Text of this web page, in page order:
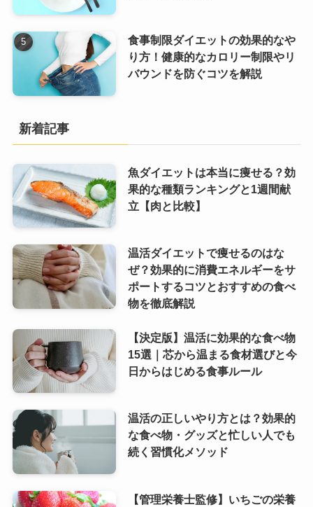
食事制限ダイエットの効果的なや
り方！健康的なカロリー制限やリ
バウンドを防ぐコツを解説
新着記事
魚ダイエットは本当に痩せる？効
果的な種類ランキングと1週間献
立【肉と比較】
温活ダイエットで痩せるのはな
ぜ？効果的に消費エネルギーをサ
ポートするコツとおすすめの食べ
物を徹底解説
【決定版】温活に効果的な食べ物
15選｜芯から温まる食材選びと今
日からはじめる食事ルール
温活の正しいやり方とは？効果的
な食べ物・グッズと忙しい人でも
続く習慣化メソッド
【管理栄養士監修】いちごの栄養